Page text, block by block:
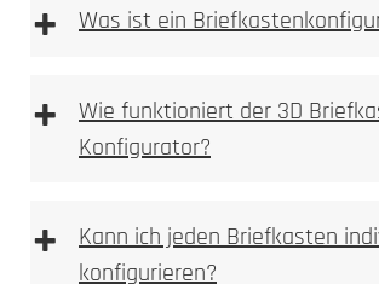
3. Bohren
4. Anlage einpassen
5. Bohren
+ Was ist ein
+
Wie funktioniert der 3D
Konfigurator?
+
Kann ich jeden Briefkasten
konfigurieren?